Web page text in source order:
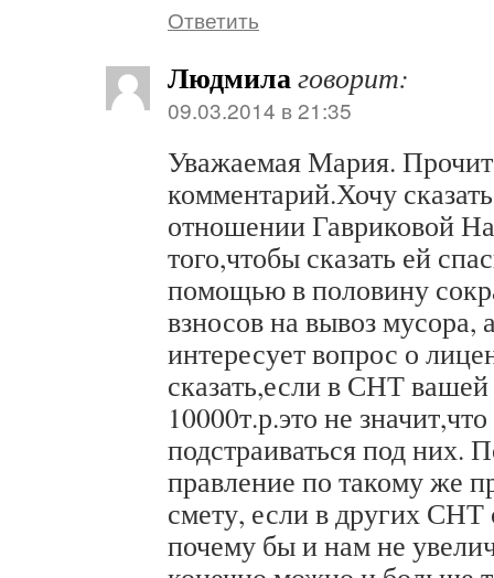
Ответить
Людмилаговорит:
09.03.2014 в 21:35
Уважаемая Мария.
комментарий.Хочу
отношении Гавриковой
того,чтобы сказать ей
помощью в половину
взносов на вывоз мусора,
интересует вопрос о
сказать,если в СНТ
10000т.р.это не
подстраиваться под них.
правление по такому же
смету, если в других
почему бы и нам не